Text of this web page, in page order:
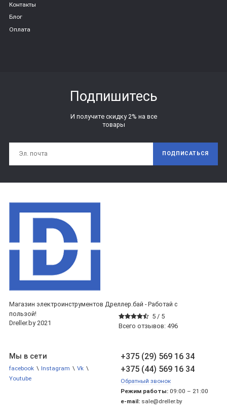
Контакты
Блог
Оплата
Подпишитесь
И получите скидку 2% на все
товары
ПОДПИСАТЬСЯ
Магазин электроинструментов Дреллер.бай - Работай с
пользой!
5 / 5
Всего отзывов: 496
Dreller.by 2021
+375 (29) 569 16 34
+375 (44) 569 16 34
Обратный звонок
Режим работы: 09:00 – 21:00
e-mail: sale@dreller.by
Мы в сети
facebook \ Instagram \ Vk \
Youtube